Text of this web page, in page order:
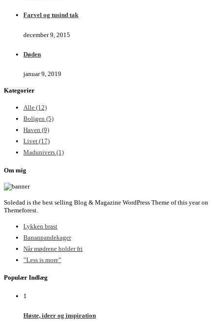
Farvel og tusind tak
december 9, 2015
Døden
januar 9, 2019
Kategorier
Alle (12)
Boligen (5)
Haven (9)
Livet (17)
Madunivers (1)
Om mig
Soledad is the best selling Blog & Magazine WordPress Theme of this year on
Themeforest.
Lykken brast
Bananpandekager
Når mødrene holder fri
”Less is more”
Populær Indlæg
1
Høste, ideer og inspiration